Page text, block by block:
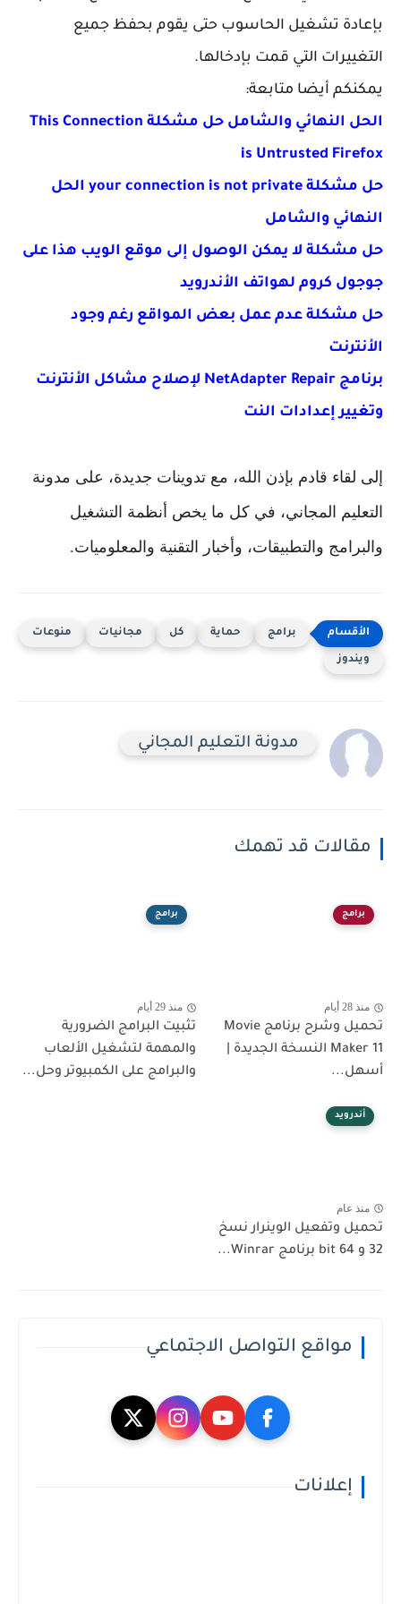
بإعادة تشغيل الحاسوب حتى يقوم بحفظ جميع
التغييرات التي قمت بإدخالها.
يمكنكم أيضا متابعة:
الحل النهائي والشامل حل مشكلة This Connection
is Untrusted Firefox
حل مشكلة your connection is not private الحل
النهائي والشامل
حل مشكلة لا يمكن الوصول إلى موقع الويب هذا على
جوجول كروم لهواتف الأندرويد
حل مشكلة عدم عمل بعض المواقع رغم وجود
الأنترنت
برنامج NetAdapter Repair لإصلاح مشاكل الأنترنت
وتغيير إعدادات النت
إلى لقاء قادم بإذن الله، مع تدوينات جديدة، على مدونة
التعليم المجاني، في كل ما يخص أنظمة التشغيل
والبرامج والتطبيقات، وأخبار التقنية والمعلوميات.
برامج حماية كل مجانيات منوعات
ويندوز
مدونة التعليم المجاني
مقالات قد تهمك
برامج
منذ 28 أيام
تحميل وشرح برنامج Movie
Maker 11 النسخة الجديدة |
أسهل...
برامج
منذ 29 أيام
تثبيت البرامج الضرورية
والمهمة لتشغيل الألعاب
والبرامج على الكمبيوتر وحل...
أندرويد
منذ عام
تحميل وتفعيل الوينرار نسخ
32 و 64 bit برنامج Winrar...
مواقع التواصل الاجتماعي
إعلانات